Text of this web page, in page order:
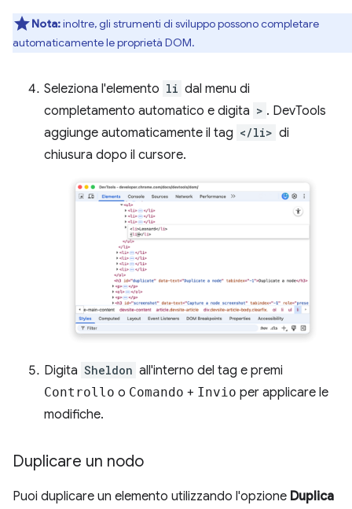
Nota:inoltre, gli strumenti di sviluppo possono completare
automaticamente le proprietà DOM.
Seleziona l'elemento li dal menu di
completamento automatico e digita > . DevTools
aggiunge automaticamente il tag </li> di
chiusura dopo il cursore.
Digita Sheldon all'interno del tag e premi
Controllo o Comando + Invio per applicare le
modifiche.
Duplicare un nodo
Puoi duplicare un elemento utilizzando l'opzione Duplica